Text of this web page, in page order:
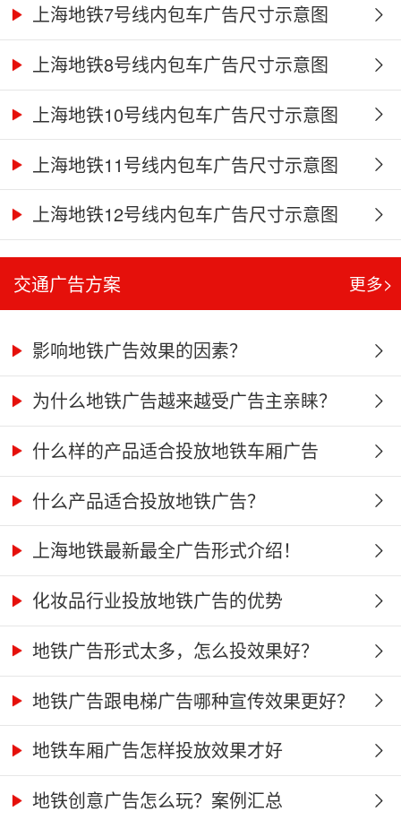
上海地铁7号线内包车广告尺寸示意图
上海地铁8号线内包车广告尺寸示意图
上海地铁10号线内包车广告尺寸示意图
上海地铁11号线内包车广告尺寸示意图
上海地铁12号线内包车广告尺寸示意图
交通广告方案 更多>
影响地铁广告效果的因素？
为什么地铁广告越来越受广告主亲睐？
什么样的产品适合投放地铁车厢广告
什么产品适合投放地铁广告？
上海地铁最新最全广告形式介绍！
化妆品行业投放地铁广告的优势
地铁广告形式太多，怎么投效果好？
地铁广告跟电梯广告哪种宣传效果更好？
地铁车厢广告怎样投放效果才好
地铁创意广告怎么玩？案例汇总